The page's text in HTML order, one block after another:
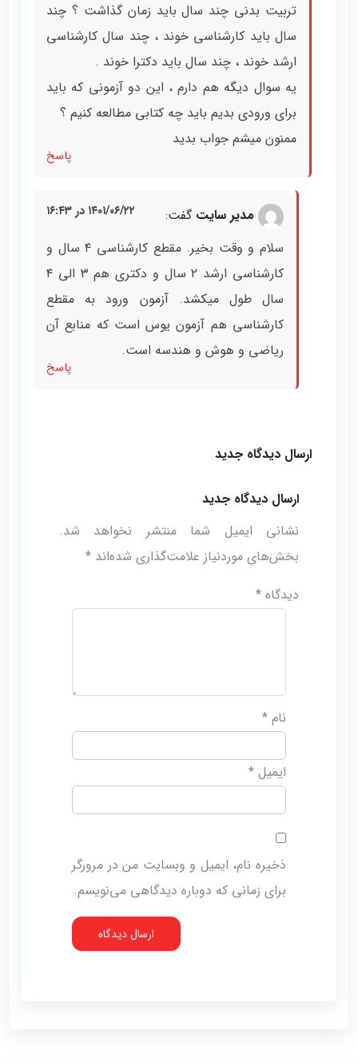
تربیت بدنی چند سال باید زمان گذاشت ؟ چند
سال باید کارشناسی خوند ، چند سال کارشناسی
ارشد خوند ، چند سال باید دکترا خوند .
یه سوال دیگه هم دارم ، این دو آزمونی که باید
برای ورودی بدیم باید چه کتابی مطالعه کنیم ؟
ممنون میشم جواب بدید
پاسخ
مدیر سایت گفت: ۱۴۰۱/۰۶/۲۲ در ۱۶:۴۳
سلام و وقت بخير. مقطع کارشناسی ۴ سال و
کارشناسی ارشد ۲ سال و دکتری هم ۳ الی ۴
سال طول میکشد. آزمون ورود به مقطع
کارشناسی هم آزمون یوس است که منابع آن
ریاضی و هوش و هندسه است.
پاسخ
ارسال دیدگاه جدید
ارسال دیدگاه جدید
نشانی ایمیل شما منتشر نخواهد شد.
بخش‌های موردنیاز علامت‌گذاری شده‌اند *
دیدگاه *
نام *
ایمیل *
ذخیره نام، ایمیل و وبسایت من در مرورگر
برای زمانی که دوباره دیدگاهی می‌نویسم.